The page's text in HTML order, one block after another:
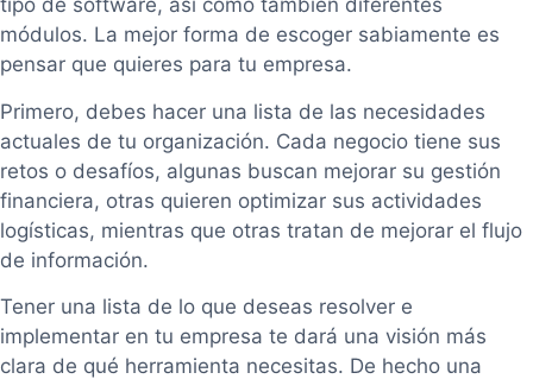
tipo de software, así como también diferentes
módulos. La mejor forma de escoger sabiamente es
pensar que quieres para tu empresa.
Primero, debes hacer una lista de las necesidades
actuales de tu organización. Cada negocio tiene sus
retos o desafíos, algunas buscan mejorar su gestión
financiera, otras quieren optimizar sus actividades
logísticas, mientras que otras tratan de mejorar el flujo
de información.
Tener una lista de lo que deseas resolver e
implementar en tu empresa te dará una visión más
clara de qué herramienta necesitas. De hecho una